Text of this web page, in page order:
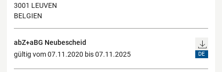
3001 LEUVEN
BELGIEN
abZ+aBG Neubescheid
gültig vom 07.11.2020 bis 07.11.2025
DE